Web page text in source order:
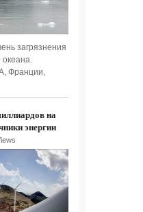
загрязнения
океана.
Франции,
на
энергии